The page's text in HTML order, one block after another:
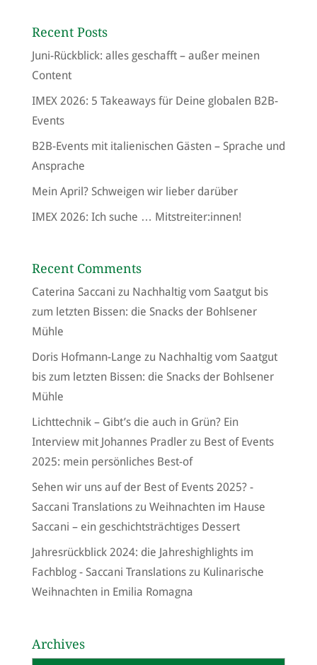
Recent Posts
Juni-Rückblick: alles geschafft – außer meinen
Content
IMEX 2026: 5 Takeaways für Deine globalen B2B-
Events
B2B-Events mit italienischen Gästen – Sprache und
Ansprache
Mein April? Schweigen wir lieber darüber
IMEX 2026: Ich suche … Mitstreiter:innen!
Recent Comments
Caterina Saccani zu Nachhaltig vom Saatgut bis
zum letzten Bissen: die Snacks der Bohlsener
Mühle
Doris Hofmann-Lange zu Nachhaltig vom Saatgut
bis zum letzten Bissen: die Snacks der Bohlsener
Mühle
Lichttechnik – Gibt’s die auch in Grün? Ein
Interview mit Johannes Pradlerzu Best of Events
2025: mein persönliches Best-of
Sehen wir uns auf der Best of Events 2025? -
Saccani Translationszu Weihnachten im Hause
Saccani – ein geschichtsträchtiges Dessert
Jahresrückblick 2024: die Jahreshighlights im
Fachblog - Saccani Translationszu Kulinarische
Weihnachten in Emilia Romagna
Archives